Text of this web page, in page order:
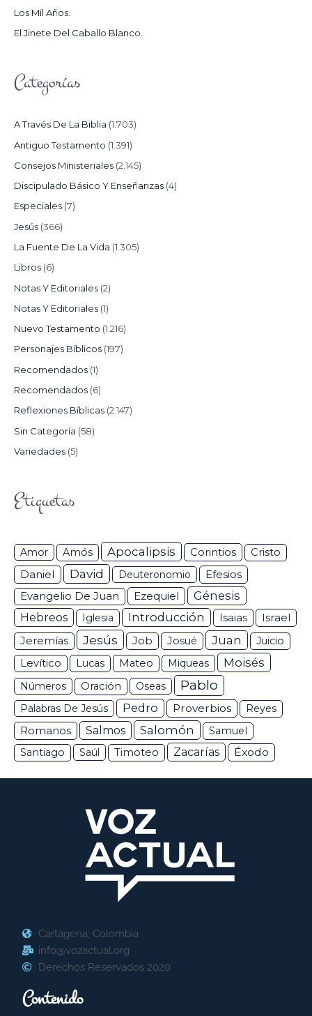
:Los Mil Años.
El Jinete Del Caballo Blanco.
Categorías
A Través De La Biblia (1.703)
Antiguo Testamento (1.391)
Consejos Ministeriales (2.145)
Discipulado Básico Y Enseñanzas (4)
Especiales (7)
Jesús (366)
La Fuente De La Vida (1.305)
Libros (6)
Notas Y Editoriales (2)
Notas Y Editoriales (1)
Nuevo Testamento (1.216)
Personajes Bíblicos (197)
Recomendados (1)
Recomendados (6)
Reflexiones Bíblicas (2.147)
Sin Categoría (58)
Variedades (5)
Etiquetas
Amor Amós Apocalipsis Corintios Cristo
Daniel David Deuteronomio Efesios
Evangelio De Juan Ezequiel
Génesis
Hebreos
Iglesia Introducción Isaias Israel
Jeremías Jesús Job Josué Juan
Juicio
Levítico
Lucas Mateo Miqueas Moisés
Números Oración Oseas Pablo
Palabras De Jesús Pedro Proverbios Reyes
Romanos Salmos Salomón
Samuel
Santiago
Saúl Timoteo Zacarías Éxodo
Cartagena, Colombia
info@vozactual.org
Derechos Reservados 2020
Contenido